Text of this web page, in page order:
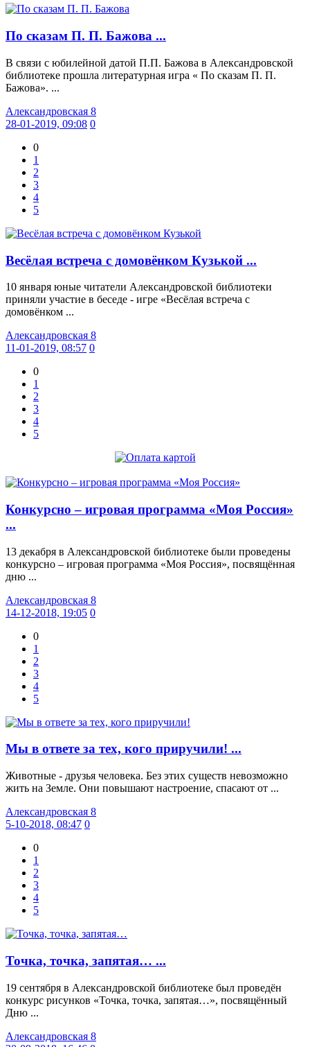
По сказам П. П. Бажова ...
В связи с юбилейной датой П.П. Бажова в Александровской
библиотеке прошла литературная игра « По сказам П. П.
Бажова». ...
Александровская 8
28-01-2019, 09:08 0
0
1
2
3
4
5
Весёлая встреча с домовёнком Кузькой ...
10 января юные читатели Александровской библиотеки
приняли участие в беседе - игре «Весёлая встреча с
домовёнком ...
Александровская 8
11-01-2019, 08:57 0
0
1
2
3
4
5
Конкурсно – игровая программа «Моя Россия»
...
13 декабря в Александровской библиотеке были проведены
конкурсно – игровая программа «Моя Россия», посвящённая
дню ...
Александровская 8
14-12-2018, 19:05 0
0
1
2
3
4
5
Мы в ответе за тех, кого приручили! ...
Животные - друзья человека. Без этих существ невозможно
жить на Земле. Они повышают настроение, спасают от ...
Александровская 8
5-10-2018, 08:47 0
0
1
2
3
4
5
Точка, точка, запятая… ...
19 сентября в Александровской библиотеке был проведён
конкурс рисунков «Точка, точка, запятая…», посвящённый
Дню ...
Александровская 8